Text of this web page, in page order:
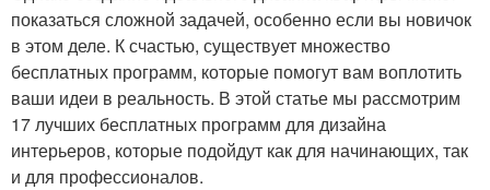
показаться сложной задачей, особенно если вы новичок
в этом деле. К счастью, существует множество
бесплатных программ, которые помогут вам воплотить
ваши идеи в реальность. В этой статье мы рассмотрим
17 лучших бесплатных программ для дизайна
интерьеров, которые подойдут как для начинающих, так
и для профессионалов.